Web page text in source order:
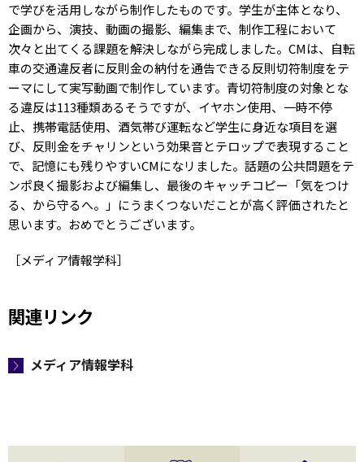
で学びを活用しながら制作したものです。学生が主体となり、
企画から、演技、動画の撮影、編集まで、制作工程において
次々と出てくる課題を解決しながら完成しました。CMは、自転
車の交通違反者に反則金の納付を通告できる反則切符制度をテ
ーマにして実写動画で制作しています。青切符制度の対象とな
る違反は113種類あるそうですが、イヤホン使用、一時不停
止、携帯電話使用、酒気帯び運転など学生に身近な項目を選
び、反則金をチャリンという効果音とテロップで表現すること
で、記憶にも残りやすいCMになリました。話題の公共問題をテ
ンポ良く撮影および編集し、最後のキャッチコピー「気をつけ
る、から守るへ。」にうまくつないだことが高く評価されたと
思います。おめでとうございます。
［メディア情報学科］
関連リンク
メディア情報学科